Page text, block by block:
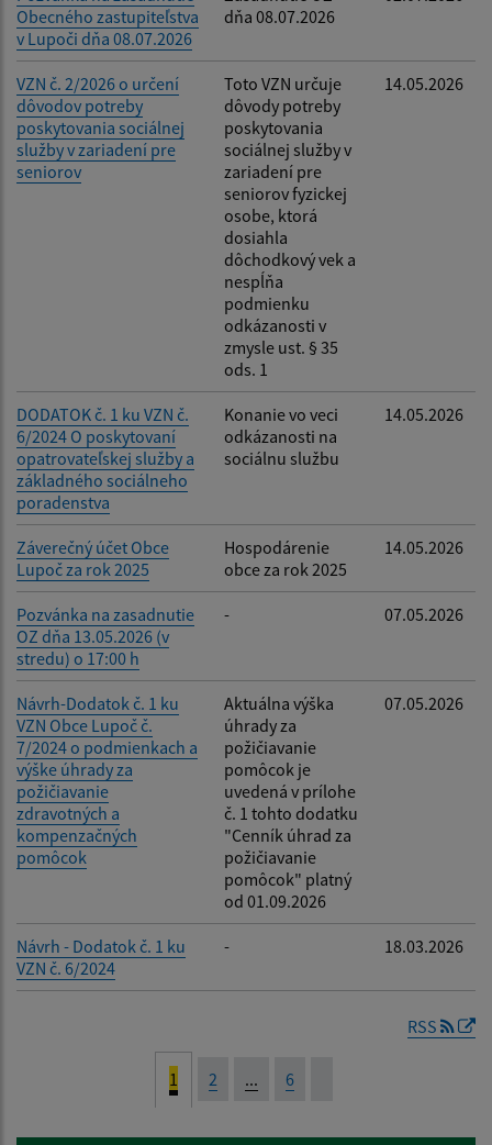
Obecného zastupiteľstva
v Lupoči dňa 08.07.2026
dňa 08.07.2026
VZN č. 2/2026 o určení
dôvodov potreby
poskytovania sociálnej
služby v zariadení pre
seniorov
Toto VZN určuje
dôvody potreby
poskytovania
sociálnej služby v
zariadení pre
seniorov fyzickej
osobe, ktorá
dosiahla
dôchodkový vek a
nespĺňa
podmienku
odkázanosti v
zmysle ust. § 35
ods. 1
14.05.2026
DODATOK č. 1 ku VZN č.
6/2024 O poskytovaní
opatrovateľskej služby a
základného sociálneho
poradenstva
Konanie vo veci
odkázanosti na
sociálnu službu
14.05.2026
Záverečný účet Obce
Lupoč za rok 2025
Hospodárenie
obce za rok 2025
14.05.2026
Pozvánka na zasadnutie
OZ dňa 13.05.2026 (v
stredu) o 17:00 h
- 07.05.2026
Návrh-Dodatok č. 1 ku
VZN Obce Lupoč č.
7/2024 o podmienkach a
výške úhrady za
požičiavanie
zdravotných a
kompenzačných
pomôcok
Aktuálna výška
úhrady za
požičiavanie
pomôcok je
uvedená v prílohe
č. 1 tohto dodatku
"Cenník úhrad za
požičiavanie
pomôcok" platný
od 01.09.2026
07.05.2026
Návrh - Dodatok č. 1 ku
VZN č. 6/2024
- 18.03.2026
RSS
1 2 ... 6